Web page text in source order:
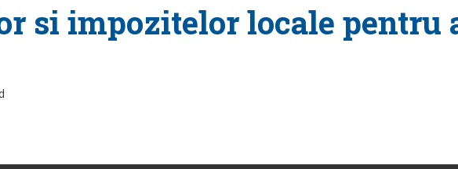
si impozitelor locale pentru